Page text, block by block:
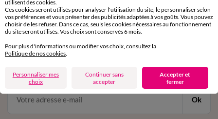
11€ Offerts
en vous inscrivant à la newsletter
conditions dans votre email de confirmation
Ok
utilisent des cookies.
Ces cookies seront utilisés pour analyser l'utilisation du site, le personnaliser selon
vos préférences et vous présenter des publicités adaptées à vos goûts. Vous pouvez
choisir de les refuser. Dans ce cas, seuls les cookies nécessaires au fonctionnement
du site seront utilisés. Vos choix sont conservés 6 mois.
Pour plus d'informations ou modifier vos choix, consultez la
Politique de nos cookies.
Personnaliser mes
choix
Continuer sans
accepter
Accepter et
fermer